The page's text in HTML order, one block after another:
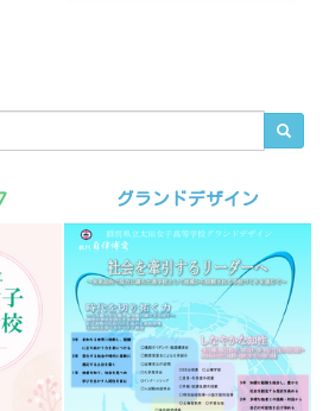
グランドデザイン